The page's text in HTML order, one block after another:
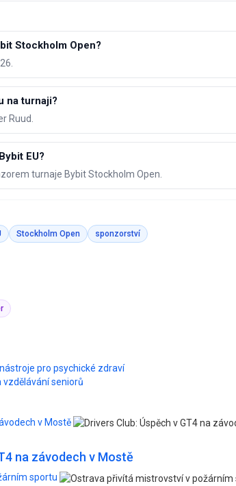
Stockholm Open?
na turnaji?
Ruud.
EU?
turnaje Bybit Stockholm Open.
Stockholm Open sponzorství
pro psychické zdraví
vzdělávání seniorů
v Mostě
na závodech v Mostě
sportu